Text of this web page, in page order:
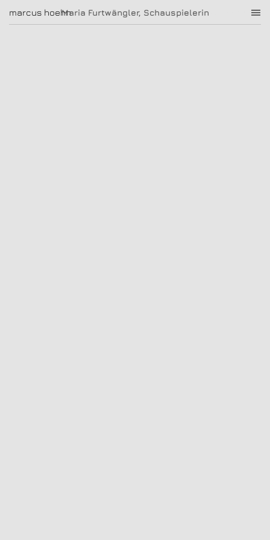
Maria Furtwängler, Schauspielerin
marcus hoehn marcus hoehn
|